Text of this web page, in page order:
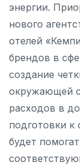
энергии.
нового
отелей
брендов в
создание
окружающей
расходов в
подготовки к
будет